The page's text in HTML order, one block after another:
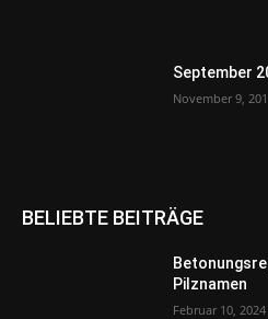
September
November 9,
BELIEBTE BEITRÄGE
Pilznamen
Februar 10, 2024